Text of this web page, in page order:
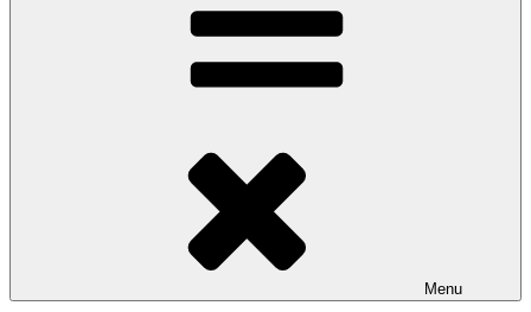
Menu